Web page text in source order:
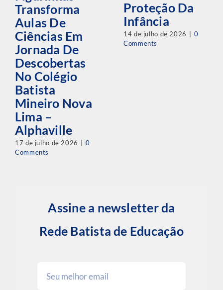
Transforma
Aulas De
Ciências Em
Jornada De
Descobertas
No Colégio
Batista
Mineiro Nova
Lima –
Alphaville
17 de julho de 2026
0
Comments
Proteção Da
Infância
14 de julho de 2026
0
Comments
Assine a newsletter da
Rede Batista de Educação